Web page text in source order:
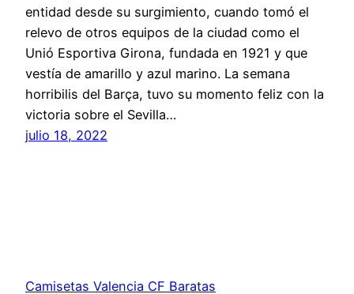
entidad desde su surgimiento, cuando tomó el
relevo de otros equipos de la ciudad como el
Unió Esportiva Girona, fundada en 1921 y que
vestía de amarillo y azul marino. La semana
horribilis del Barça, tuvo su momento feliz con la
victoria sobre el Sevilla…
julio 18, 2022
Camisetas Valencia CF Baratas